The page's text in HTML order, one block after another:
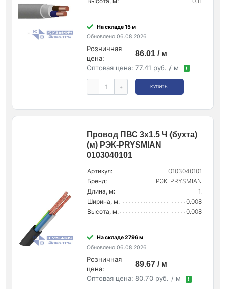
На складе 15 м
Обновлено 06.08.2026
Розничная
цена:
86.01 / м
Оптовая цена: 77.41 руб. / м !
- + КУПИТЬ
Провод ПВС 3х1.5 Ч (бухта)
(м) РЭК-PRYSMIAN
0103040101
Артикул:
0103040101
Бренд:
РЭК-PRYSMIAN
Длина, м:
1.
Ширина, м:
0.008
Высота, м:
0.008
На складе 2796 м
Обновлено 06.08.2026
Розничная
цена:
89.67 / м
Оптовая цена: 80.70 руб. / м !